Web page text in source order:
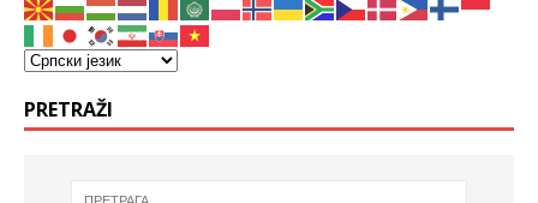
PRETRAŽI